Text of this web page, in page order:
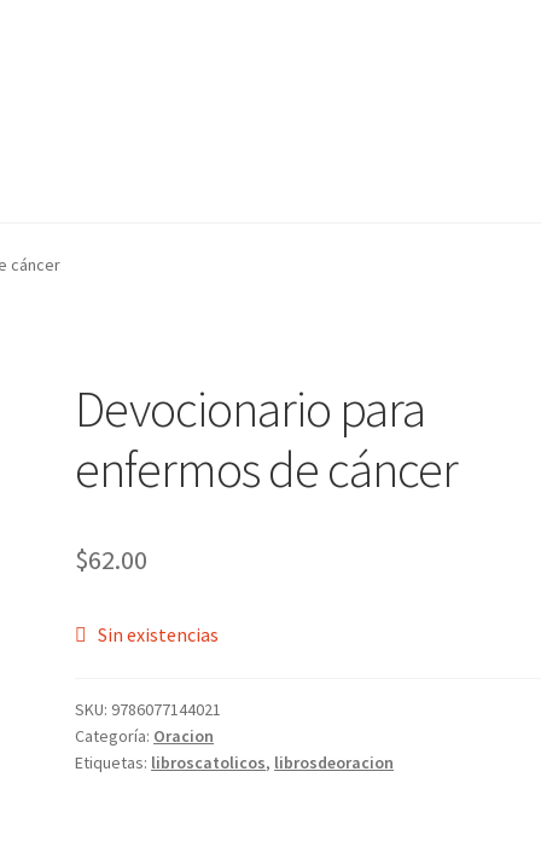
cáncer
Devocionario para
enfermos de cáncer
$62.00
Sin existencias
SKU: 9786077144021
Categoría: Oracion
Etiquetas: libroscatolicos, librosdeoracion